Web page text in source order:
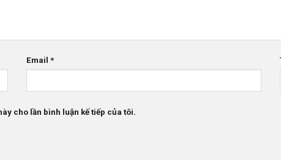
Email*
cho lần bình luận kế tiếp của tôi.